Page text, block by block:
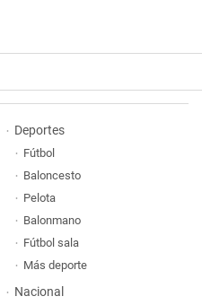
Deportes
Fútbol
Baloncesto
Pelota
Balonmano
Fútbol sala
Más deporte
Nacional